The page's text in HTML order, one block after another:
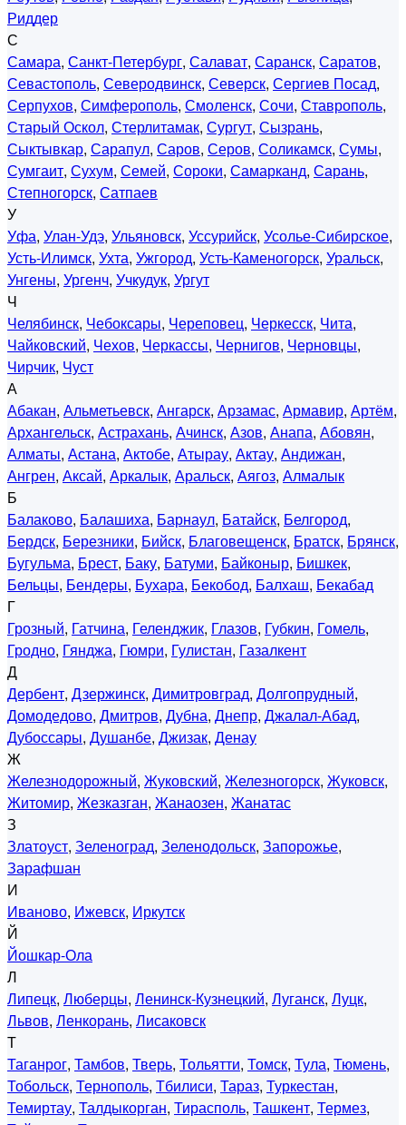
Риддер
С
Самара, Санкт-Петербург, Салават, Саранск, Саратов,
Севастополь, Северодвинск, Северск, Сергиев Посад,
Серпухов, Симферополь, Смоленск, Сочи, Ставрополь,
Старый Оскол, Стерлитамак, Сургут, Сызрань,
Сыктывкар, Сарапул, Саров, Серов, Соликамск, Сумы,
Сумгаит, Сухум, Семей, Сороки, Самарканд, Сарань,
Степногорск, Сатпаев
У
Уфа, Улан-Удэ, Ульяновск, Уссурийск, Усолье-Сибирское,
Усть-Илимск, Ухта, Ужгород, Усть-Каменогорск, Уральск,
Унгены, Ургенч, Учкудук, Ургут
Ч
Челябинск, Чебоксары, Череповец, Черкесск, Чита,
Чайковский, Чехов, Черкассы, Чернигов, Черновцы,
Чирчик, Чуст
А
Абакан, Альметьевск, Ангарск, Арзамас, Армавир, Артём,
Архангельск, Астрахань, Ачинск, Азов, Анапа, Абовян,
Алматы, Астана, Актобе, Атырау, Актау, Андижан,
Ангрен, Аксай, Аркалык, Аральск, Аягоз, Алмалык
Б
Балаково, Балашиха, Барнаул, Батайск, Белгород,
Бердск, Березники, Бийск, Благовещенск, Братск, Брянск,
Бугульма, Брест, Баку, Батуми, Байконыр, Бишкек,
Бельцы, Бендеры, Бухара, Бекобод, Балхаш, Бекабад
Г
Грозный, Гатчина, Геленджик, Глазов, Губкин, Гомель,
Гродно, Гянджа, Гюмри, Гулистан, Газалкент
Д
Дербент, Дзержинск, Димитровград, Долгопрудный,
Домодедово, Дмитров, Дубна, Днепр, Джалал-Абад,
Дубоссары, Душанбе, Джизак, Денау
Ж
Железнодорожный, Жуковский, Железногорск, Жуковск,
Житомир, Жезказган, Жанаозен, Жанатас
З
Златоуст, Зеленоград, Зеленодольск, Запорожье,
Зарафшан
И
Иваново, Ижевск, Иркутск
Й
Йошкар-Ола
Л
Липецк, Люберцы, Ленинск-Кузнецкий, Луганск, Луцк,
Львов, Ленкорань, Лисаковск
Т
Таганрог, Тамбов, Тверь, Тольятти, Томск, Тула, Тюмень,
Тобольск, Тернополь, Тбилиси, Тараз, Туркестан,
Темиртау, Талдыкорган, Тирасполь, Ташкент, Термез,